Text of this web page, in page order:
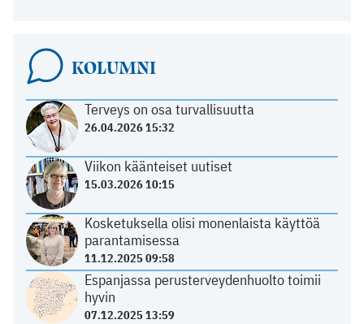
KOLUMNI
Terveys on osa turvallisuutta
26.04.2026 15:32
Viikon käänteiset uutiset
15.03.2026 10:15
Kosketuksella olisi monenlaista käyttöä
parantamisessa
11.12.2025 09:58
Espanjassa perusterveydenhuolto toimii
hyvin
07.12.2025 13:59